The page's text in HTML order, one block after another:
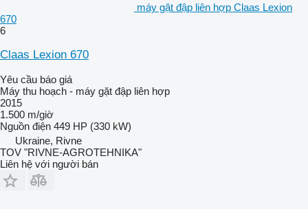
máy gặt đập liên hợp Claas Lexion
670
6
Claas Lexion 670
Yêu cầu báo giá
Máy thu hoạch - máy gặt đập liên hợp
2015
1.500 m/giờ
Nguồn điện 449 HP (330 kW)
Ukraine, Rivne
TOV "RIVNE-AGROTEHNIKA"
Liên hệ với người bán